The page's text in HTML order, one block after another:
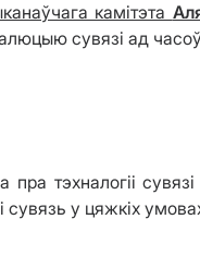
камітэта
сувязі ад
тэхналогіі
сувязь у цяжкіх